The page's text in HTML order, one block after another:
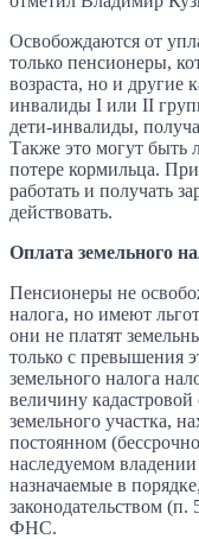
Освобождаются от
только пенсионеры,
возраста, но и другие
инвалиды I или II
дети-инвалиды,
Также это могут быть
потере кормильца.
работать и получать
действовать.
Оплата земельного
Пенсионеры не
налога, но имеют
они не платят
только с превышения
земельного налога
величину
земельного участка,
постоянном
наследуемом
назначаемые в
законодательством
ФНС.